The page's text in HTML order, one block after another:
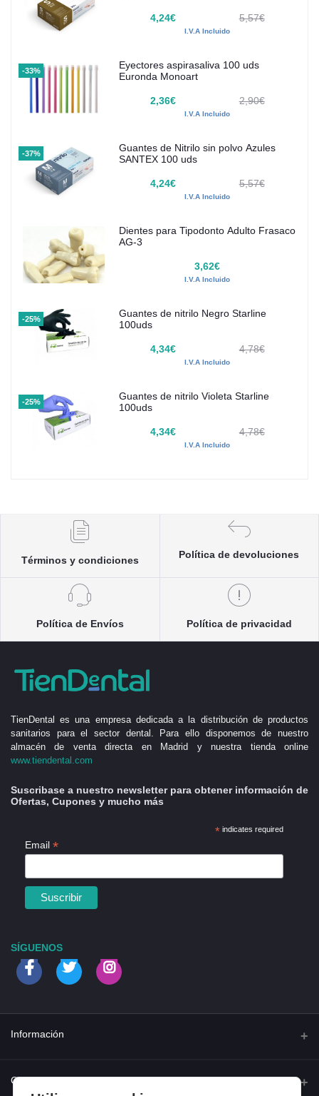
4,24€ 5,57€
I.V.A Incluido
-33%
Eyectores aspirasaliva 100 uds
Euronda Monoart
2,36€ 2,90€
I.V.A Incluido
-37%
Guantes de Nitrilo sin polvo Azules
SANTEX 100 uds
4,24€ 5,57€
I.V.A Incluido
Dientes para Tipodonto Adulto Frasaco
AG-3
3,62€
I.V.A Incluido
-25%
Guantes de nitrilo Negro Starline
100uds
4,34€ 4,78€
I.V.A Incluido
-25%
Guantes de nitrilo Violeta Starline
100uds
4,34€ 4,78€
I.V.A Incluido
Términos y condiciones
Política de devoluciones
Política de Envíos Política de privacidad
TienDental es una empresa dedicada a la distribución de productos
sanitarios para el sector dental. Para ello disponemos de nuestro
almacén de venta directa en Madrid y nuestra tienda online
www.tiendental.com
Suscribase a nuestro newsletter para obtener información de
Ofertas, Cupones y mucho más
*indicates required
Email *
SÍGUENOS
Información
Quienes somos
Contacto